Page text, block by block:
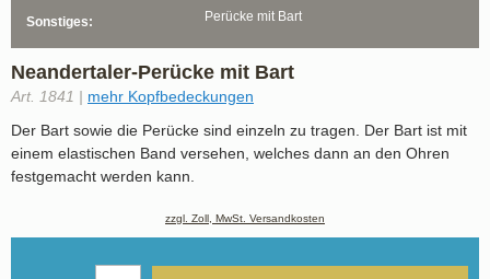
Neandertaler-Perücke mit Bart
Art. 1841 | mehr Kopfbedeckungen
Der Bart sowie die Perücke sind einzeln zu tragen. Der Bart ist mit
einem elastischen Band versehen, welches dann an den Ohren
festgemacht werden kann.
zzgl. Zoll, MwSt. Versandkosten
Sonstiges: Perücke mit Bart